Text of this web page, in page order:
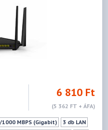
6 810 Ft
(5 362 FT + ÁFA)
MBPS (Gigabit)
3 db LAN